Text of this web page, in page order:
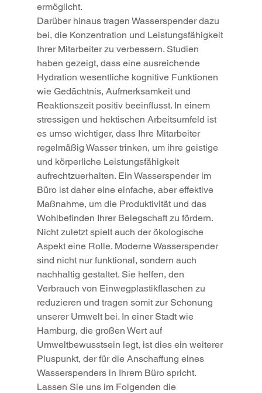
ermöglicht.
Darüber hinaus tragen Wasserspender dazu
bei, die Konzentration und Leistungsfähigkeit
Ihrer Mitarbeiter zu verbessern. Studien
haben gezeigt, dass eine ausreichende
Hydration wesentliche kognitive Funktionen
wie Gedächtnis, Aufmerksamkeit und
Reaktionszeit positiv beeinflusst. In einem
stressigen und hektischen Arbeitsumfeld ist
es umso wichtiger, dass Ihre Mitarbeiter
regelmäßig Wasser trinken, um ihre geistige
und körperliche Leistungsfähigkeit
aufrechtzuerhalten. Ein Wasserspender im
Büro ist daher eine einfache, aber effektive
Maßnahme, um die Produktivität und das
Wohlbefinden Ihrer Belegschaft zu fördern.
Nicht zuletzt spielt auch der ökologische
Aspekt eine Rolle. Moderne Wasserspender
sind nicht nur funktional, sondern auch
nachhaltig gestaltet. Sie helfen, den
Verbrauch von Einwegplastikflaschen zu
reduzieren und tragen somit zur Schonung
unserer Umwelt bei. In einer Stadt wie
Hamburg, die großen Wert auf
Umweltbewusstsein legt, ist dies ein weiterer
Pluspunkt, der für die Anschaffung eines
Wasserspenders in Ihrem Büro spricht.
Lassen Sie uns im Folgenden die